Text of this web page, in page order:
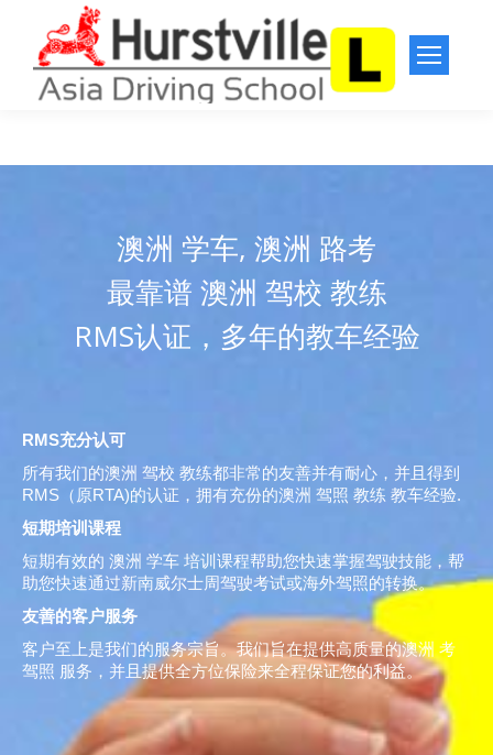
澳洲 学车, 澳洲 路考
最靠谱 澳洲 驾校 教练
RMS认证，多年的教车经验
RMS充分认可
所有我们的澳洲 驾校 教练都非常的友善并有耐心，并且得到
RMS（原RTA)的认证，拥有充份的澳洲 驾照 教练 教车经验.
短期培训课程
短期有效的 澳洲 学车 培训课程帮助您快速掌握驾驶技能，帮
助您快速通过新南威尔士周驾驶考试或海外驾照的转换。
友善的客户服务
客户至上是我们的服务宗旨。我们旨在提供高质量的澳洲 考
驾照 服务，并且提供全方位保险来全程保证您的利益。